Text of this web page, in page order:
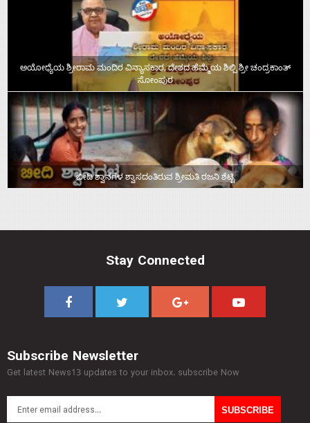
ಅಯೋಧ್ಯೆಯ ಶ್ರೀರಾಮ ಮಂದಿರ ವಿನ್ಯಾಸಕಾರ, ದೇಶದ ಹೆಮ್ಮೆಯ ಶಿಲ್ಪಿ ಶ್ರೀ ಚಂದ್ರಕಾಂತ್‌
ಸೋಂಪುರ
ಬೀದಿ ಶ್ವಾನಗಳ ಶ್ವಾಸದಂತಿರುವ ಶ್ರೀಮತಿ ರಜನಿ ಶೆಟ್ಟಿ
Stay Connected
Subscribe Newsletter
Get latest News13 updates to your inbox. subscribe Now